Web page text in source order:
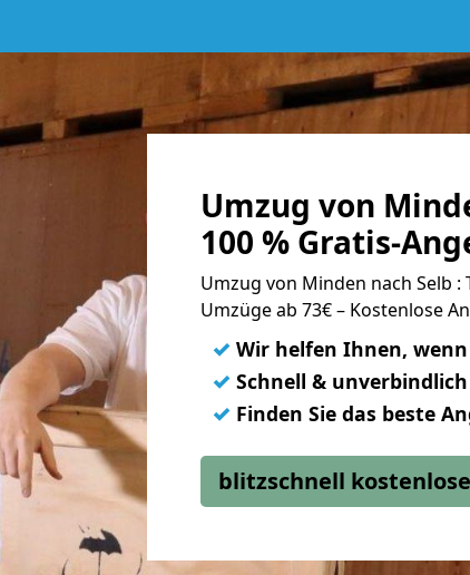
Umzug von
100 % Gratis-
Umzug von Minden nach Selb
Umzüge ab 73€ – Kostenlose
✓ Wir helfen Ihnen,
✓ Schnell &
✓ Finden Sie das beste
blitzschnell